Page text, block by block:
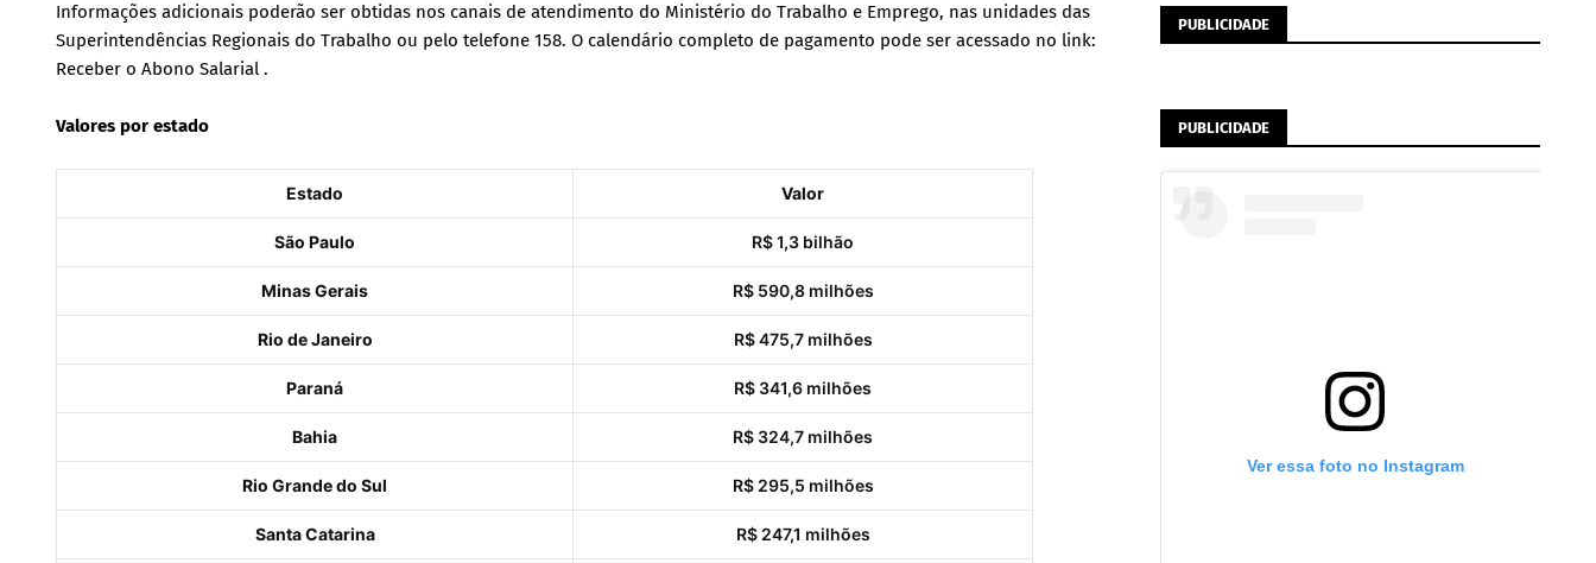
Informações adicionais poderão ser obtidas nos canais de atendimento do Ministério do Trabalho e Emprego, nas unidades das
Superintendências Regionais do Trabalho ou pelo telefone 158. O calendário completo de pagamento pode ser acessado no link:
Receber o Abono Salarial .
Valores por estado
Estado Valor
São Paulo R$ 1,3 bilhão
Minas Gerais R$ 590,8 milhões
Rio de Janeiro R$ 475,7 milhões
Paraná R$ 341,6 milhões
Bahia R$ 324,7 milhões
Rio Grande do Sul R$ 295,5 milhões
Santa Catarina R$ 247,1 milhões
PUBLICIDADE
PUBLICIDADE
Ver essa foto no Instagram